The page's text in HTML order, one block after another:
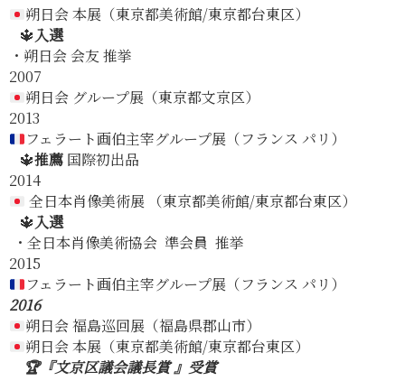
朔日会 本展（東京都美術館/東京都台東区）
🔱入選
・朔日会 会友 推挙
2007
朔日会 グループ展（東京都文京区）
2013
フェラート画伯主宰グループ展（フランス パリ）
🔱推薦 国際初出品
2014
全日本肖像美術展 （東京都美術館/東京都台東区）
🔱入選
・全日本肖像美術協会 準会員 推挙
2015
フェラート画伯主宰グループ展（フランス パリ）
2016
朔日会 福島巡回展（福島県郡山市）
朔日会 本展（東京都美術館/東京都台東区）
🏆『文京区議会議長賞 』受賞